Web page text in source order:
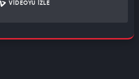
VIDEOYU İZLE